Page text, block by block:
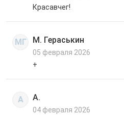
Красавчег!
МГ М. Гераськин
05 февраля 2026
+
А А.
04 февраля 2026